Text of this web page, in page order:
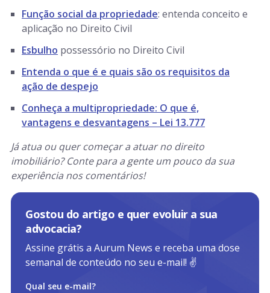
Função social da propriedade: entenda conceito e
aplicação no Direito Civil
Esbulho possessório no Direito Civil
Entenda o que é e quais são os requisitos da
ação de despejo
Conheça a multipropriedade: O que é,
vantagens e desvantagens – Lei 13.777
Já atua ou quer começar a atuar no direito
imobiliário? Conte para a gente um pouco da sua
experiência nos comentários!
Gostou do artigo e quer evoluir a sua
advocacia?
Assine grátis a Aurum News e receba uma dose
semanal de conteúdo no seu e-mail! ✌️
Qual seu e-mail?